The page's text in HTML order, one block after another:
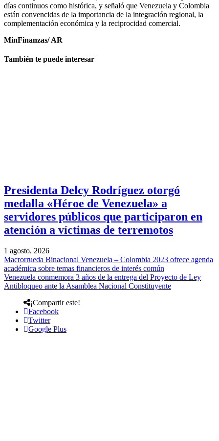
días continuos como histórica, y señaló que Venezuela y Colombia
están convencidas de la importancia de la integración regional, la
complementación económica y la reciprocidad comercial.
MinFinanzas/ AR
También te puede interesar
Presidenta Delcy Rodríguez otorgó
medalla «Héroe de Venezuela» a
servidores públicos que participaron en
atención a víctimas de terremotos
1 agosto, 2026
Macrorrueda Binacional Venezuela – Colombia 2023 ofrece agenda
académica sobre temas financieros de interés común
Venezuela conmemora 3 años de la entrega del Proyecto de Ley
Antibloqueo ante la Asamblea Nacional Constituyente
¡Compartir este!
Facebook
Twitter
Google Plus